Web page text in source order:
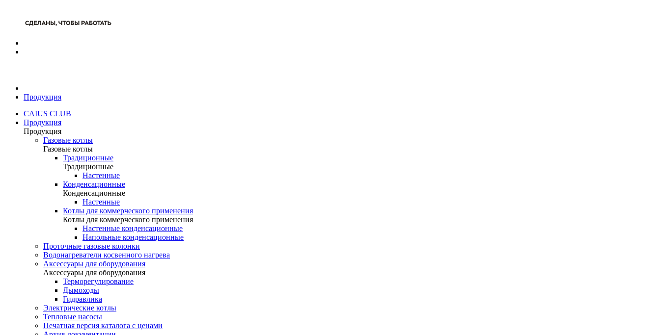
Продукция
CAIUS CLUB
Продукция
Продукция
Газовые котлы
Газовые котлы
Традиционные
Традиционные
Настенные
Конденсационные
Конденсационные
Настенные
Котлы для коммерческого применения
Котлы для коммерческого применения
Настенные конденсационные
Напольные конденсационные
Проточные газовые колонки
Водонагреватели косвенного нагрева
Аксессуары для оборудования
Аксессуары для оборудования
Терморегулирование
Дымоходы
Гидравлика
Электрические котлы
Тепловые насосы
Печатная версия каталога с ценами